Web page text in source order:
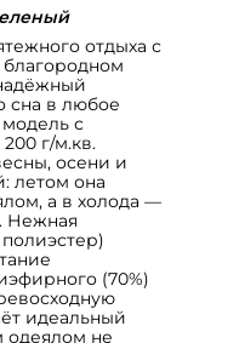
отдыха с
сна в любое
с
г/м.кв.
осени и
летом она
а в холода —
Нежная
(70%)
идеальный
одеялом не